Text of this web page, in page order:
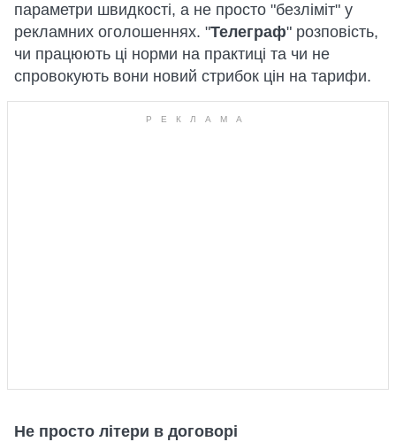
параметри швидкості, а не просто "безліміт" у
рекламних оголошеннях. "Телеграф" розповість,
чи працюють ці норми на практиці та чи не
спровокують вони новий стрибок цін на тарифи.
Не просто літери в договорі